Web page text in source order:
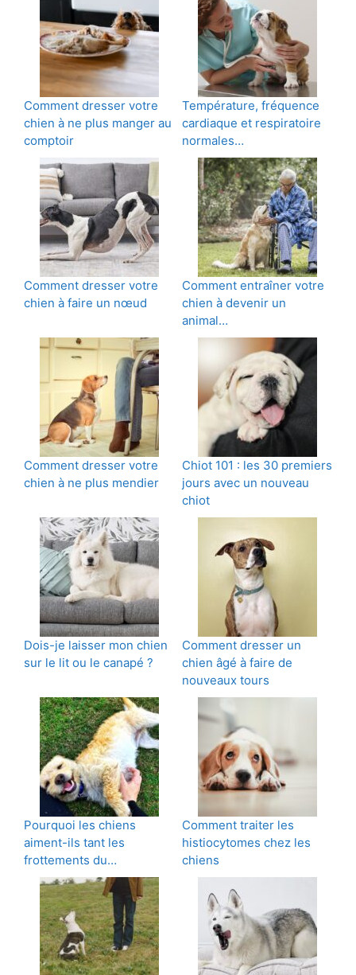
Comment dresser votre
chien à ne plus manger au
comptoir
Température, fréquence
cardiaque et respiratoire
normales…
Comment dresser votre
chien à faire un nœud
Comment entraîner votre
chien à devenir un
animal…
Comment dresser votre
chien à ne plus mendier
Chiot 101 : les 30 premiers
jours avec un nouveau
chiot
Dois-je laisser mon chien
sur le lit ou le canapé ?
Comment dresser un
chien âgé à faire de
nouveaux tours
Pourquoi les chiens
aiment-ils tant les
frottements du…
Comment traiter les
histiocytomes chez les
chiens